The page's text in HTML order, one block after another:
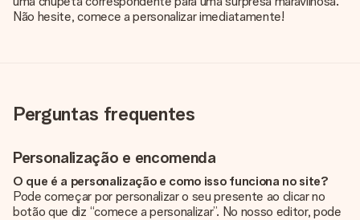
Não hesite, comece a personalizar imediatamente!
Perguntas frequentes
Personalização e encomenda
O que é a personalização e como isso funciona no site?
Pode começar por personalizar o seu presente ao clicar no
botão que diz “comece a personalizar”. No nosso editor, pode